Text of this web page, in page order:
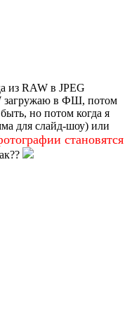
из RAW в JPEG
загружаю в ФШ, потом
но потом когда я
для слайд-шоу) или
становятся